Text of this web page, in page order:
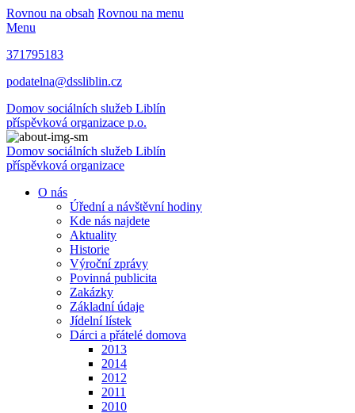
Rovnou na obsah Rovnou na menu
Menu
371795183
podatelna@dssliblin.cz
Domov sociálních služeb Liblín
příspěvková organizace p.o.
Domov sociálních služeb Liblín
příspěvková organizace
O nás
Úřední a návštěvní hodiny
Kde nás najdete
Aktuality
Historie
Výroční zprávy
Povinná publicita
Zakázky
Základní údaje
Jídelní lístek
Dárci a přátelé domova
2013
2014
2012
2011
2010